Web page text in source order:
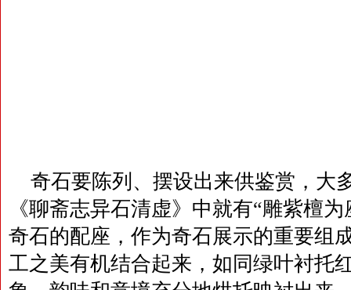
奇石要陈列、摆设出来供鉴赏，大
《聊斋志异石清虚》中就有“雕紫檀
奇石的配座，作为奇石展示的重要组
工之美有机结合起来，如同绿叶衬托